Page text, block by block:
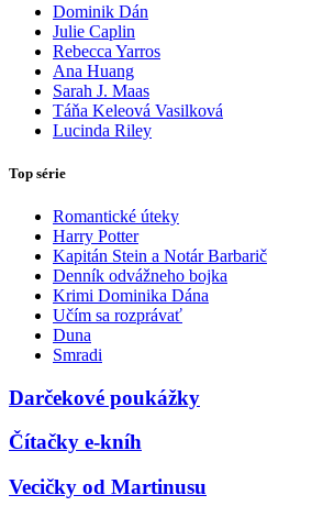
Dominik Dán
Julie Caplin
Rebecca Yarros
Ana Huang
Sarah J. Maas
Táňa Keleová Vasilková
Lucinda Riley
Top série
Romantické úteky
Harry Potter
Kapitán Stein a Notár Barbarič
Denník odvážneho bojka
Krimi Dominika Dána
Učím sa rozprávať
Duna
Smradi
Darčekové poukážky
Čítačky e-kníh
Vecičky od Martinusu